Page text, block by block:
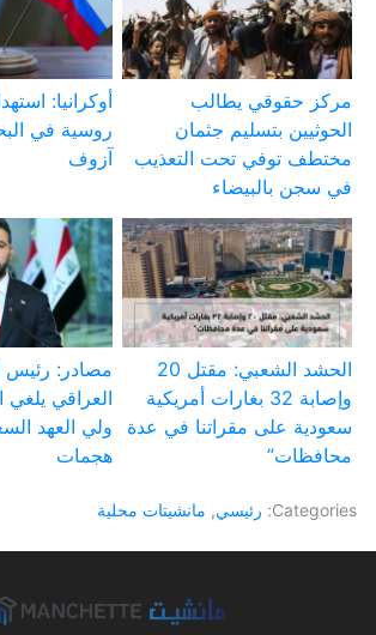
مركز حقوقي يطالب
الحوثيين بتسليم جثمان
مختطف توفي تحت التعذيب
في سجن بالبيضاء
روسية في
آزوف
الحشد الشعبي: مقتل 20
وإصابة 32 بغارات أمريكية
سعودية على مقراتنا في عدة
محافظات”
مصادر: رئيس
العراقي يلغي
ولي العهد
هجمات
Categories: رئيسي, مانشيتات محلية